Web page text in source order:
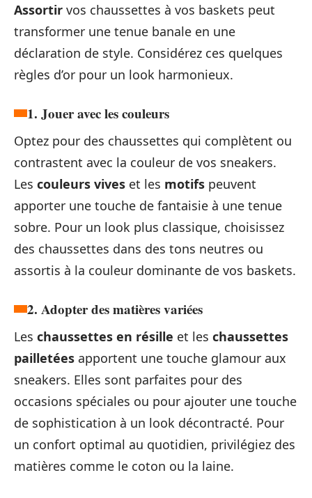
Assortir vos chaussettes à vos baskets peut
transformer une tenue banale en une
déclaration de style. Considérez ces quelques
règles d’or pour un look harmonieux.
1. Jouer avec les couleurs
Optez pour des chaussettes qui complètent ou
contrastent avec la couleur de vos sneakers.
Les couleurs vives et les motifs peuvent
apporter une touche de fantaisie à une tenue
sobre. Pour un look plus classique, choisissez
des chaussettes dans des tons neutres ou
assortis à la couleur dominante de vos baskets.
2. Adopter des matières variées
Les chaussettes en résille et les chaussettes
pailletées apportent une touche glamour aux
sneakers. Elles sont parfaites pour des
occasions spéciales ou pour ajouter une touche
de sophistication à un look décontracté. Pour
un confort optimal au quotidien, privilégiez des
matières comme le coton ou la laine.